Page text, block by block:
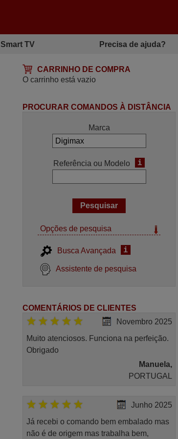
Smart TV Precisa de ajuda?
CARRINHO DE COMPRA
O carrinho está vazio
PROCURAR COMANDOS À DISTÂNCIA
Marca
Referência ou Modelo i
Opções de pesquisa
Busca Avançada i
Assistente de pesquisa
COMENTÁRIOS DE CLIENTES
Novembro 2025
Muito atenciosos. Funciona na perfeição.
Obrigado
Manuela,
PORTUGAL
Junho 2025
Já recebi o comando bem embalado mas
não é de origem mas trabalha bem,